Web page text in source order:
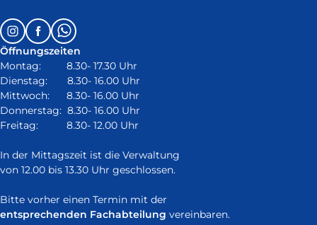
in
neuem
Fenster)
Follow
us
on:
InstagramFacebookWhatsapp
Öffnungszeiten
Montag: 8.30- 17.30 Uhr
Dienstag: 8.30- 16.00 Uhr
Mittwoch: 8.30- 16.00 Uhr
Donnerstag: 8.30- 16.00 Uhr
Freitag: 8.30- 12.00 Uhr
In der Mittagszeit ist die Verwaltung
von 12.00 bis 13.30 Uhr geschlossen.
Bitte vorher einen Termin mit der
entsprechenden Fachabteilung vereinbaren.